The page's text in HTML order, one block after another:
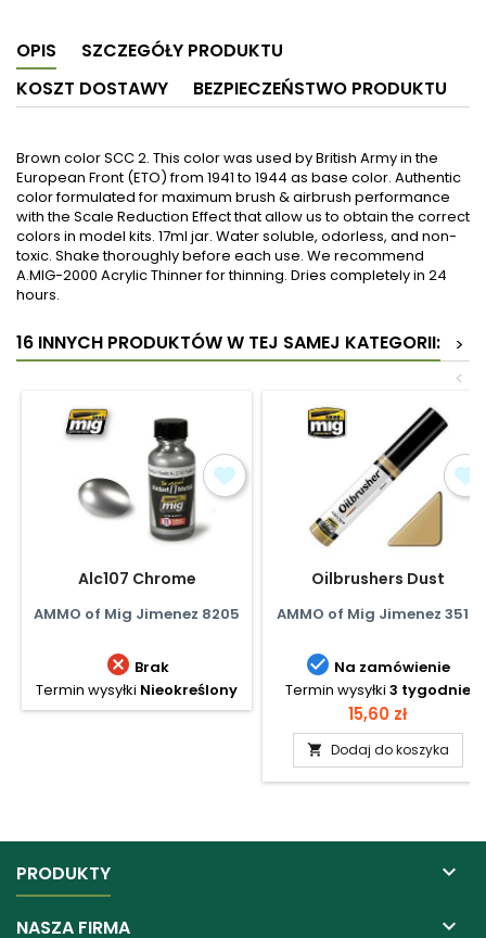
OPIS
SZCZEGÓŁY PRODUKTU
KOSZT DOSTAWY
BEZPIECZEŃSTWO PRODUKTU
Brown color SCC 2. This color was used by British Army in the
European Front (ETO) from 1941 to 1944 as base color. Authentic
color formulated for maximum brush & airbrush performance
with the Scale Reduction Effect that allow us to obtain the correct
colors in model kits. 17ml jar. Water soluble, odorless, and non-
toxic. Shake thoroughly before each use. We recommend
A.MIG-2000 Acrylic Thinner for thinning. Dries completely in 24
hours.
16 INNYCH PRODUKTÓW W TEJ SAMEJ KATEGORII:
>
<
Alc107 Chrome
AMMO of Mig Jimenez 8205
 Brak
Termin wysyłki Nieokreślony
Oilbrushers Dust
AMMO of Mig Jimenez 3516
 Na zamówienie
Termin wysyłki 3 tygodnie
Cena
15,60 zł
 Dodaj do koszyka
PRODUKTY 
NASZA FIRMA 